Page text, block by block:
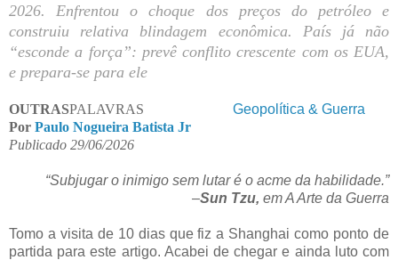
2026. Enfrentou o choque dos preços do petróleo e
construiu relativa blindagem econômica. País já não
“esconde a força”: prevê conflito crescente com os EUA,
e prepara-se para ele
OUTRASPALAVRAS Geopolítica & Guerra
Por Paulo Nogueira Batista Jr
Publicado 29/06/2026
“Subjugar o inimigo sem lutar é o acme da habilidade.”
–Sun Tzu, em A Arte da Guerra
Tomo a visita de 10 dias que fiz a Shanghai como ponto de
partida para este artigo. Acabei de chegar e ainda luto com